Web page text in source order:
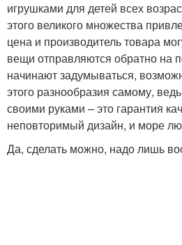
игрушками для детей всех
этого великого множества
цена и производитель товара
вещи отправляются обратно на
начинают задумываться,
этого разнообразия самому,
своими руками – это гарантия
неповторимый дизайн, и море
Да, сделать можно, надо лишь